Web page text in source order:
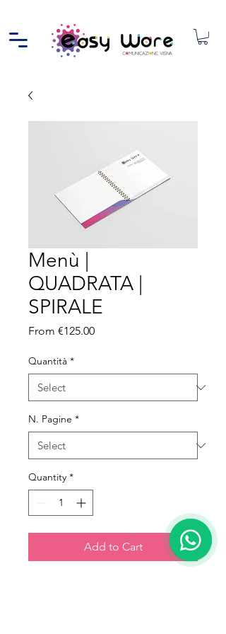
Menù |
QUADRATA |
SPIRALE
From €125.00Sale Price
Quantità *
N. Pagine *
Quantity *
Add to Cart